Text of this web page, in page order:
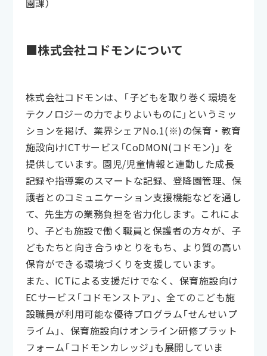
園課）
■株式会社コドモンについて
株式会社コドモンは、「子どもを取り巻く環境を
テクノロジーの力でよりよいものに」というミッ
ションを掲げ、業界シェアNo.1(※)の保育・教育
施設向けICTサービス「CoDMON(コドモン)」 を
提供しています。園児/児童情報と連動した成長
記録や指導案のスマートな記録、登降園管理、保
護者とのコミュニケーション支援機能などを通し
て、先生方の業務負担を省力化します。これによ
り、子ども施設で働く職員と保護者の方々が、子
どもたちと向き合うゆとりをもち、より質の高い
保育ができる環境づくりを支援しています。
また、ICTによる支援だけでなく、保育施設向け
ECサービス「コドモンストア」、全てのこども施
設職員が利用可能な優待プログラム「せんせいプ
ライム」、保育施設向けオンライン研修プラット
フォーム「コドモンカレッジ」も展開していま